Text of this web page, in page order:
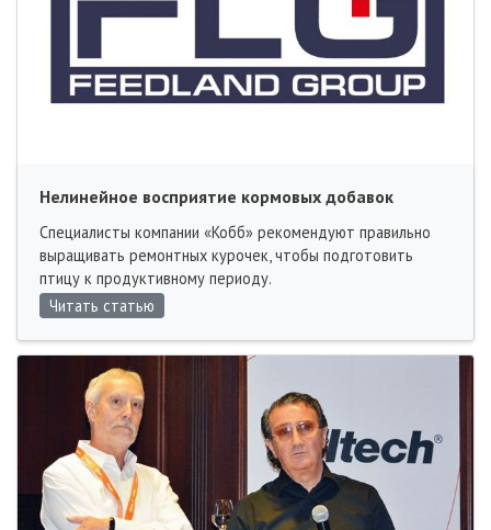
Нелинейное восприятие кормовых добавок
Специалисты компании «Кобб» рекомендуют правильно
выращивать ремонтных курочек, чтобы подготовить
птицу к продуктивному периоду.
Читать статью